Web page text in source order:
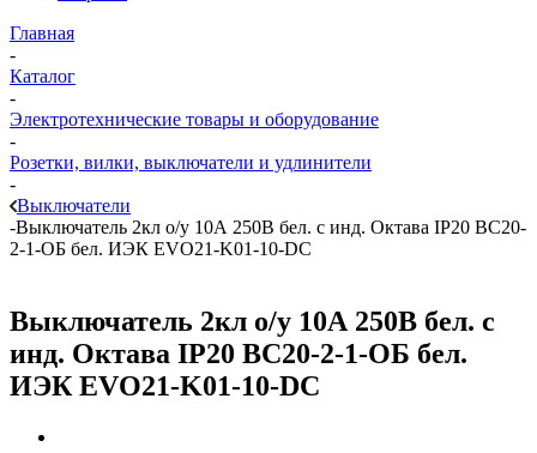
Главная
-
Каталог
-
Электротехнические товары и оборудование
-
Розетки, вилки, выключатели и удлинители
-
Выключатели
-Выключатель 2кл о/у 10А 250В бел. с инд. Октава IP20 ВС20-
2-1-ОБ бел. ИЭК EVO21-K01-10-DC
Выключатель 2кл о/у 10А 250В бел. с
инд. Октава IP20 ВС20-2-1-ОБ бел.
ИЭК EVO21-K01-10-DC